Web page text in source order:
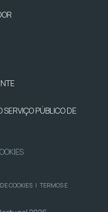
PÚBLICO DE
COOKIES | TERMOS E